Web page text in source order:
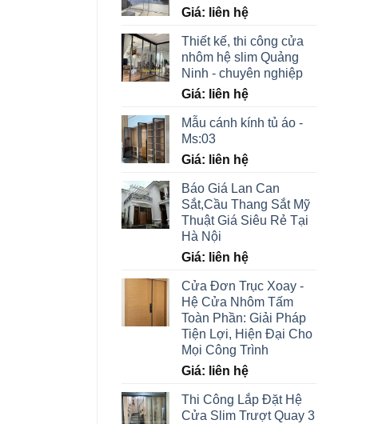
Giá: liên hệ
Thiết kế, thi công cửa
nhôm hệ slim Quảng
Ninh - chuyên nghiệp
Giá: liên hệ
Mẫu cánh kính tủ áo -
Ms:03
Giá: liên hệ
Báo Giá Lan Can
Sắt,Cầu Thang Sắt Mỹ
Thuật Giá Siêu Rẻ Tại
Hà Nội
Giá: liên hệ
Cửa Đơn Trục Xoay -
Hệ Cửa Nhôm Tấm
Toàn Phần: Giải Pháp
Tiện Lợi, Hiện Đại Cho
Mọi Công Trình
Giá: liên hệ
Thi Công Lắp Đặt Hệ
Cửa Slim Trượt Quay 3